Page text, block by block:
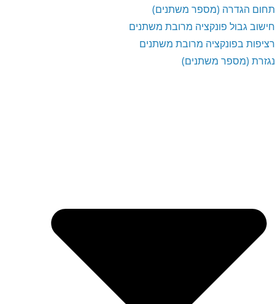
תחום הגדרה (מספר משתנים)
חישוב גבול פונקציה מרובת משתנים
רציפות בפונקציה מרובת משתנים
נגזרת (מספר משתנים)